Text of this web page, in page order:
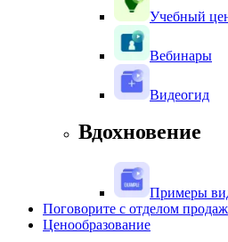
Учебный
Вебинары
Видеогид
Вдохновение
Примеры
Поговорите с отделом продаж
Ценообразование